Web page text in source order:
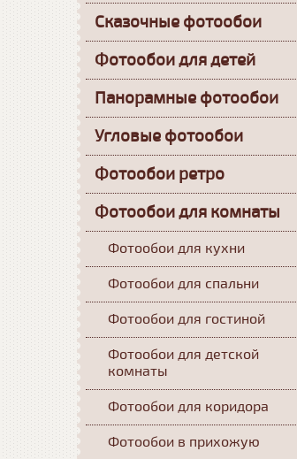
Сказочные фотообои
Фотообои для детей
Панорамные фотообои
Угловые фотообои
Фотообои ретро
Фотообои для комнаты
Фотообои для кухни
Фотообои для спальни
Фотообои для гостиной
Фотообои для детской
комнаты
Фотообои для коридора
Фотообои в прихожую